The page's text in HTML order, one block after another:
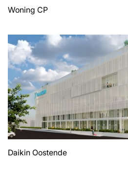
Woning CP
Daikin Oostende